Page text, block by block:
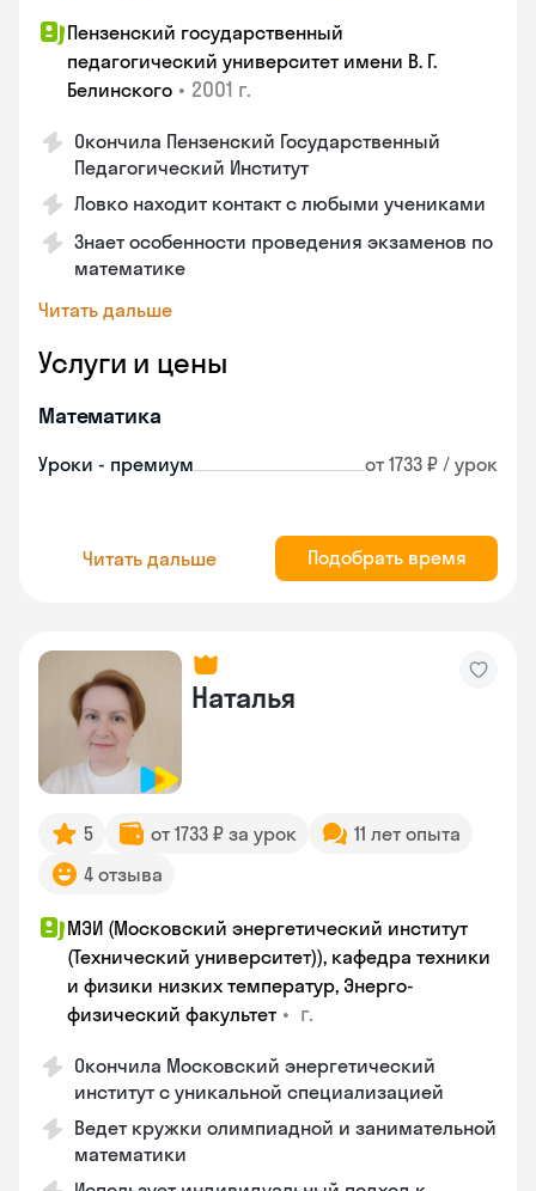
Пензенский государственный
педагогический университет имени В. Г.
Белинского • 2001 г.
Окончила Пензенский Государственный
Педагогический Институт
Ловко находит контакт с любыми учениками
Знает особенности проведения экзаменов по
математике
Читать дальше
Услуги и цены
Математика
Уроки - премиум от 1733 ₽ / урок
Читать дальше Подобрать время
Наталья
5 от 1733 ₽ за урок
11 лет опыта
4 отзыва
МЭИ (Московский энергетический институт
(Технический университет)), кафедра техники
и физики низких температур, Энерго-
физический факультет • г.
Окончила Московский энергетический
институт с уникальной специализацией
Ведет кружки олимпиадной и занимательной
математики